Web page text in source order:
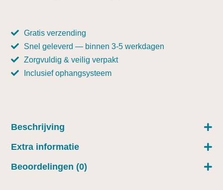
Gratis verzending
Snel geleverd — binnen 3-5 werkdagen
Zorgvuldig & veilig verpakt
Inclusief ophangsysteem
Beschrijving
Extra informatie
Beoordelingen (0)